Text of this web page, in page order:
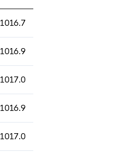
1016.7
1016.9
1017.0
1016.9
1017.0